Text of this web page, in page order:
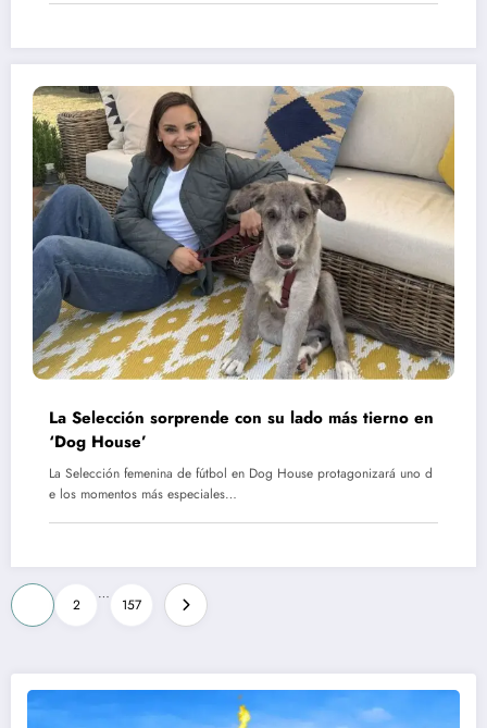
La Selección sorprende con su lado más tierno en
‘Dog House’
La Selección femenina de fútbol en Dog House protagonizará uno d
e los momentos más especiales…
Paginación
de
entradas
2
…
157